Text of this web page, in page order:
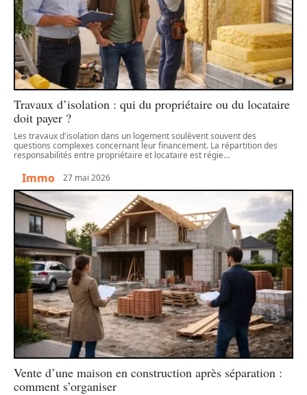
Travaux d’isolation : qui du propriétaire ou du locataire
doit payer ?
Les travaux d'isolation dans un logement soulèvent souvent des
questions complexes concernant leur financement. La répartition des
responsabilités entre propriétaire et locataire est régie…
Immo 27 mai 2026
Vente d’une maison en construction après séparation :
comment s’organiser